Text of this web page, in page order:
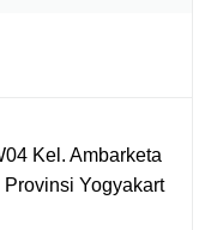
Kel. Ambarketa
Yogyakart